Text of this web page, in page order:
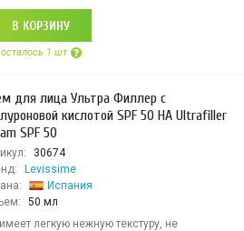
В КОРЗИНУ
осталось 1 шт
для лица Ультра Филлер с
кислотой SPF 50 HA Ultrafiller
SPF 50
30674
Levissime
Испания
50 мл
легкую нежную текстуру, не